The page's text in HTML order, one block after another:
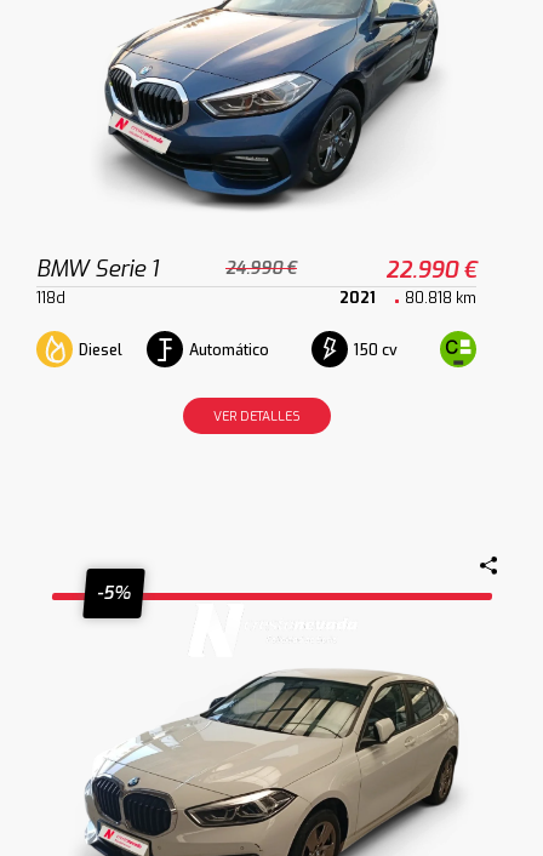
BMW Serie 1 24.990 € 22.990 €
118d 2021 80.818 km
Diesel Automático 150 cv
VER DETALLES
-5%